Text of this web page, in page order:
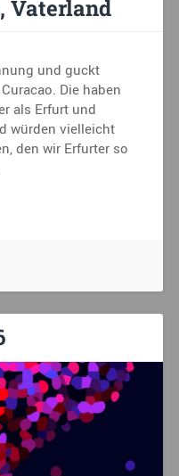
Vaterland
und guckt
Die haben
als Erfurt und
würden vielleicht
den wir Erfurter so